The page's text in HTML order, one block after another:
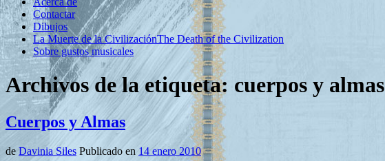
Contactar
Dibujos
La Muerte de la CivilizaciónThe Death of the Civilization
Sobre gustos musicales
Archivos de la etiqueta: cuerpos y almas
Cuerpos y Almas
de Davinia Siles Publicado en 14 enero 2010